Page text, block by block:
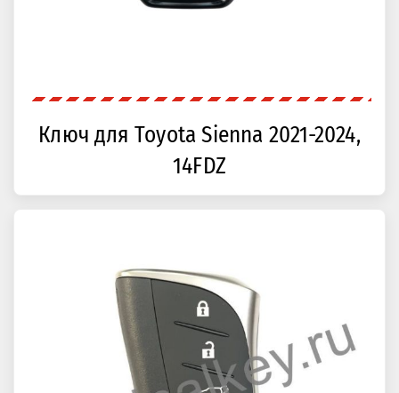
Ключ для Toyota Sienna 2021-2024,
14FDZ